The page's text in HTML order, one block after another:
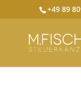
+49 89